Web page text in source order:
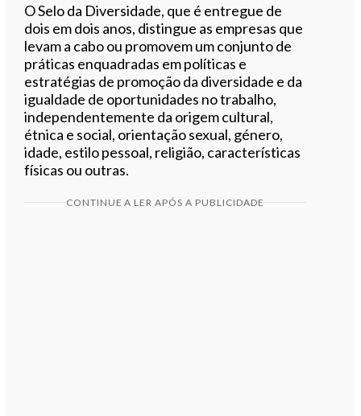
O Selo da Diversidade, que é entregue de
dois em dois anos, distingue as empresas que
levam a cabo ou promovem um conjunto de
práticas enquadradas em políticas e
estratégias de promoção da diversidade e da
igualdade de oportunidades no trabalho,
independentemente da origem cultural,
étnica e social, orientação sexual, género,
idade, estilo pessoal, religião, características
físicas ou outras.
CONTINUE A LER APÓS A PUBLICIDADE